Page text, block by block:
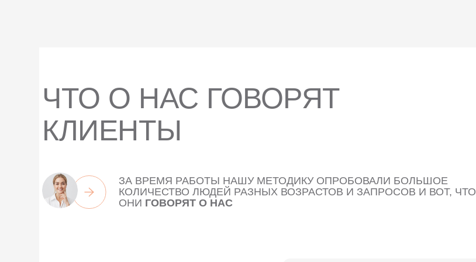
ЧТО О НАС ГОВОРЯТ
КЛИЕНТЫ
ЗА ВРЕМЯ РАБОТЫ НАШУ МЕТОДИКУ ОПРОБОВАЛИ БОЛЬШОЕ
КОЛИЧЕСТВО ЛЮДЕЙ РАЗНЫХ ВОЗРАСТОВ И ЗАПРОСОВ И ВОТ, ЧТО
ОНИ ГОВОРЯТ О НАС